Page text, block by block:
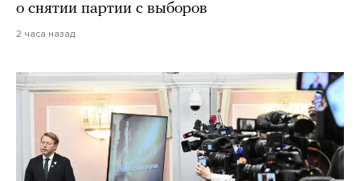
о снятии партии с выборов
2 часа назад